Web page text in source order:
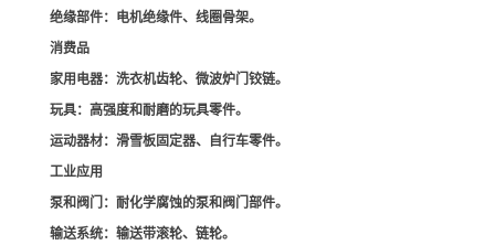
绝缘部件：电机绝缘件、线圈骨架。
消费品
家用电器：洗衣机齿轮、微波炉门铰链。
玩具：高强度和耐磨的玩具零件。
运动器材：滑雪板固定器、自行车零件。
工业应用
泵和阀门 ：耐化学腐蚀的泵和阀门部件。
输送系统：输送带滚轮、链轮。